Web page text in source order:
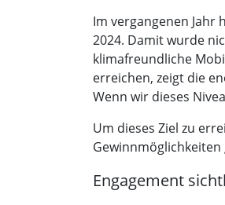
Im vergangenen Jahr
2024. Damit wurde
klimafreundliche
erreichen, zeigt die
Wenn wir dieses
Um dieses Ziel zu
Gewinnmöglichkeiten
Engagement